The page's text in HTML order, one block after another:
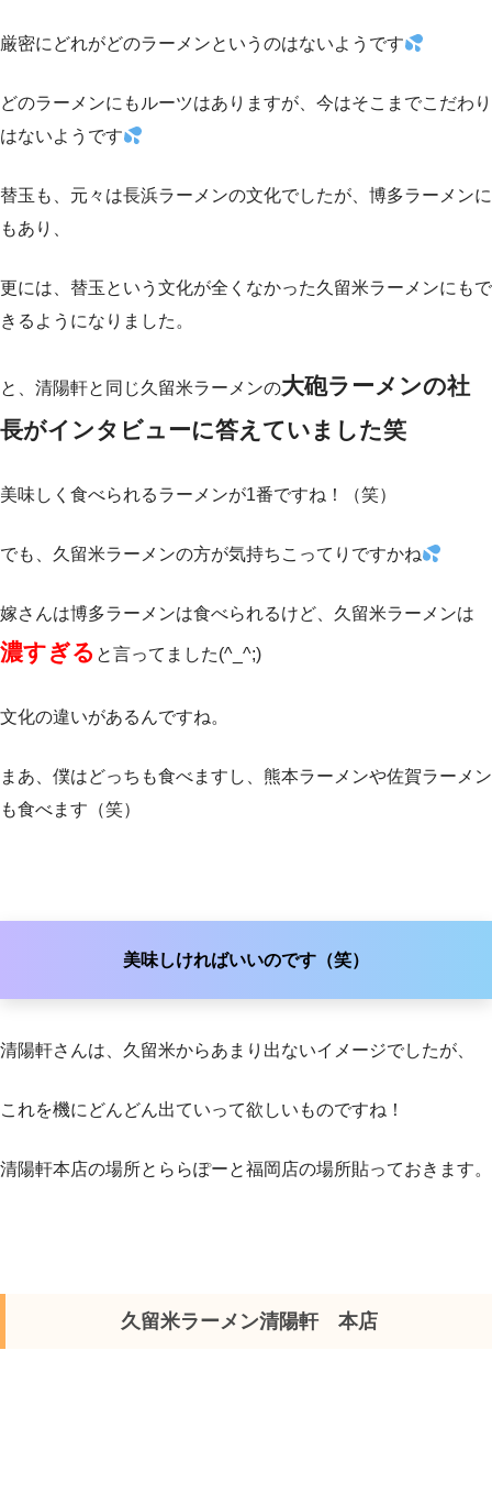
厳密にどれがどのラーメンというのはないようです
どのラーメンにもルーツはありますが、今はそこまでこだわり
はないようです
替玉も、元々は長浜ラーメンの文化でしたが、博多ラーメンに
もあり、
更には、替玉という文化が全くなかった久留米ラーメンにもで
きるようになりました。
と、清陽軒と同じ久留米ラーメンの大砲ラーメンの社
長がインタビューに答えていました笑
美味しく食べられるラーメンが1番ですね！（笑）
でも、久留米ラーメンの方が気持ちこってりですかね
嫁さんは博多ラーメンは食べられるけど、久留米ラーメンは
濃すぎる と言ってました(^_^;)
文化の違いがあるんですね。
まあ、僕はどっちも食べますし、熊本ラーメンや佐賀ラーメン
も食べます（笑）
美味しければいいのです（笑）
清陽軒さんは、久留米からあまり出ないイメージでしたが、
これを機にどんどん出ていって欲しいものですね！
清陽軒本店の場所とららぽーと福岡店の場所貼っておきます。
久留米ラーメン清陽軒 本店